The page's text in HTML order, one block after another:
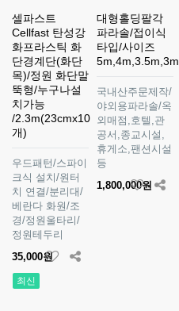
셀파스트
Cellfast 탄성강
화프라스틱 화
단경계단(화단
목)/정원 화단말
뚝형/누구나설
치가능
/2.3m(23cmx10
개)
우드패턴/스파이
크식 설치/원터
치 연결/분리대/
베란다 화원/조
경/정원울타리/
정원테두리
35,000원
최신
대형홀딩팔각
파라솔/접이식
타입/사이즈
5m,4m,3.5m,3m
국내산주문제작/
야외용파라솔/옥
외매점,호텔,관
공서,종교시설,
휴게소,팬션시설
등
1,800,000원